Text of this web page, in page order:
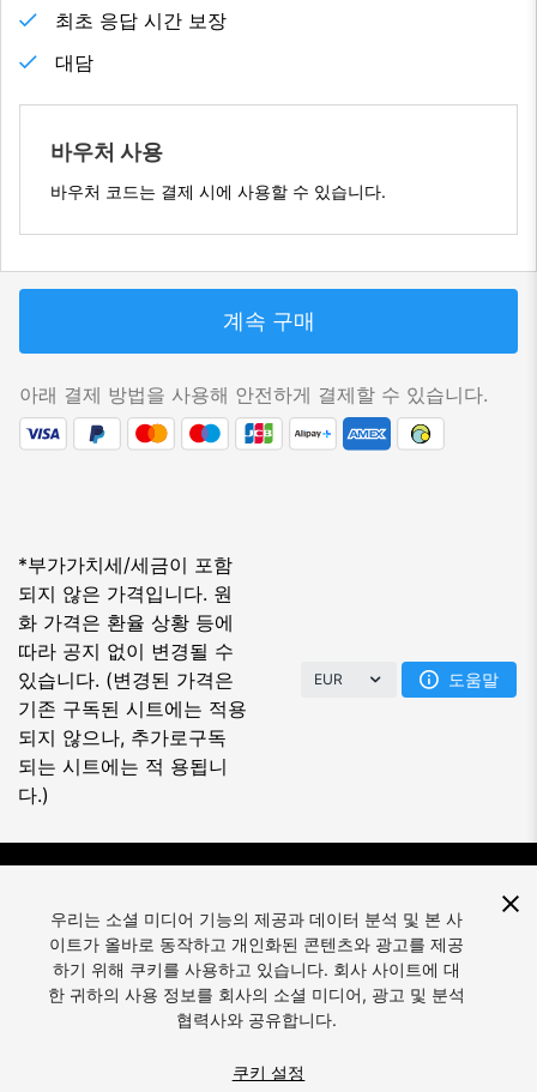
최초 응답 시간 보장
대담
바우처 사용
바우처 코드는 결제 시에 사용할 수 있습니다.
계속 구매
아래 결제 방법을 사용해 안전하게 결제할 수 있습니다.
*부가가치세/세금이 포함
되지 않은 가격입니다. 원
화 가격은 환율 상황 등에
따라 공지 없이 변경될 수
있습니다. (변경된 가격은
기존 구독된 시트에는 적용
되지 않으나, 추가로구독
되는 시트에는 적 용됩니
다.)
EUR 도움말
언어:한국어
우리는 소셜 미디어 기능의 제공과 데이터 분석 및 본 사
이트가 올바로 동작하고 개인화된 콘텐츠와 광고를 제공
하기 위해 쿠키를 사용하고 있습니다. 회사 사이트에 대
한 귀하의 사용 정보를 회사의 소셜 미디어, 광고 및 분석
협력사와 공유합니다.
쿠키 설정